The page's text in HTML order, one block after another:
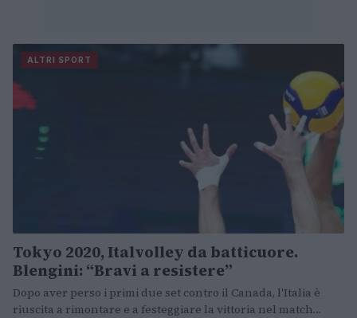
ALTRI SPORT
Tokyo 2020, Italvolley da batticuore.
Blengini: “Bravi a resistere”
Dopo aver perso i primi due set contro il Canada, l'Italia è
riuscita a rimontare e a festeggiare la vittoria nel match…